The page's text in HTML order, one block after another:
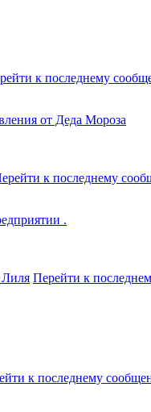
к последнему
от Деда Мороза
к последнему
.
Перейти к
к последнему